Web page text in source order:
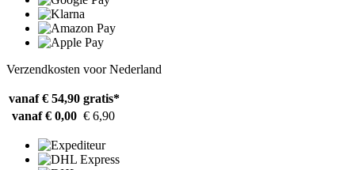
Verzendkosten voor Nederland
vanaf € 54,90 gratis*
vanaf € 0,00 € 6,90